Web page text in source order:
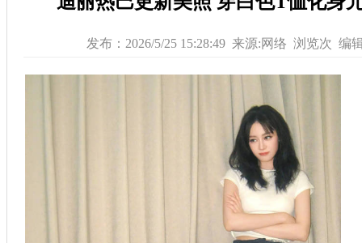
发布：2026/5/25 15:28:49 来源:网络 浏览次 编